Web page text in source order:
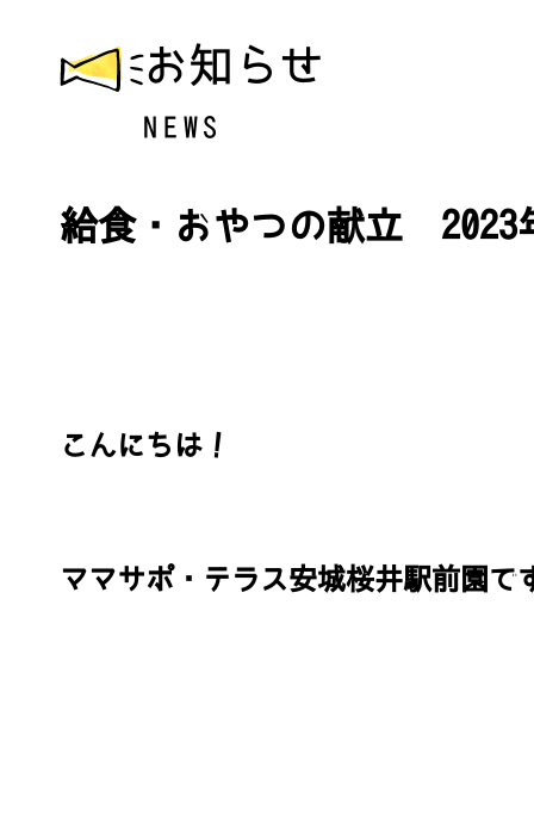
お知らせ
NEWS
給食・おやつの献立 2023
こんにちは！
ママサポ・テラス安城桜井駅前園